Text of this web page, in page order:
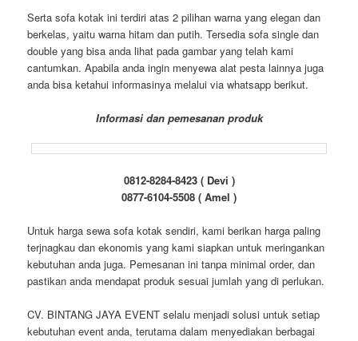
Serta sofa kotak ini terdiri atas 2 pilihan warna yang elegan dan
berkelas, yaitu warna hitam dan putih. Tersedia sofa single dan
double yang bisa anda lihat pada gambar yang telah kami
cantumkan. Apabila anda ingin menyewa alat pesta lainnya juga
anda bisa ketahui informasinya melalui via whatsapp berikut.
Informasi dan pemesanan produk
0812-8284-8423 ( Devi )
0877-6104-5508 ( Amel )
Untuk harga sewa sofa kotak sendiri, kami berikan harga paling
terjnagkau dan ekonomis yang kami siapkan untuk meringankan
kebutuhan anda juga. Pemesanan ini tanpa minimal order, dan
pastikan anda mendapat produk sesuai jumlah yang di perlukan.
CV. BINTANG JAYA EVENT selalu menjadi solusi untuk setiap
kebutuhan event anda, terutama dalam menyediakan berbagai